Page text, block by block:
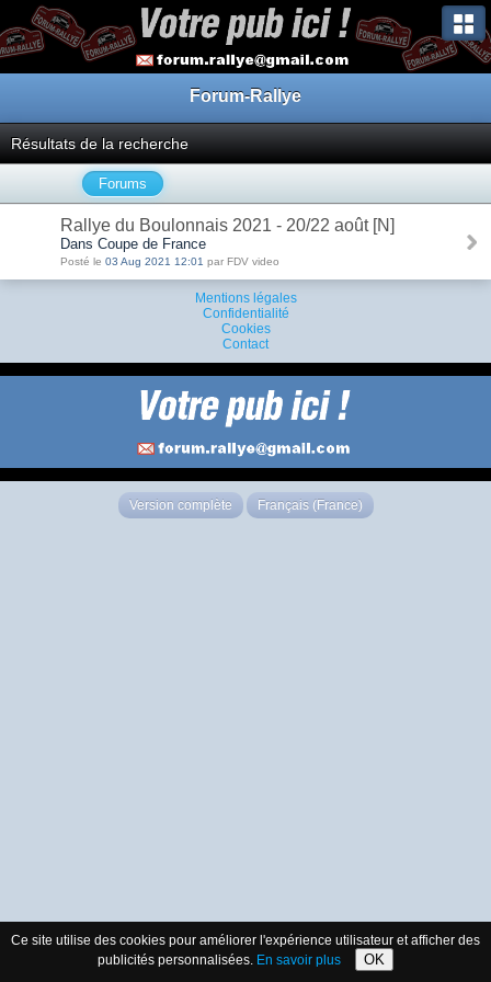
Forum-Rallye
Résultats de la recherche
Forums
Rallye du Boulonnais 2021 - 20/22 août [N]
Dans Coupe de France
Posté le 03 Aug 2021 12:01 par FDV video
Mentions légales
Confidentialité
Cookies
Contact
Version complète Français (France)
Ce site utilise des cookies pour améliorer l'expérience utilisateur et afficher des
publicités personnalisées. En savoir plus OK